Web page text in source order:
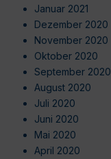
Januar 2021
Dezember 2020
November 2020
Oktober 2020
September 2020
August 2020
Juli 2020
Juni 2020
Mai 2020
April 2020